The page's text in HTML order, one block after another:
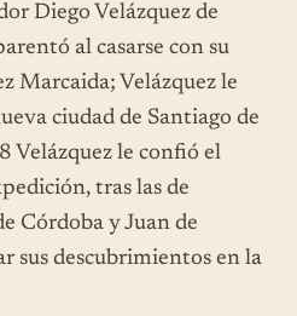
Diego Velázquez de
al casarse con su
Marcaida; Velázquez le
ciudad de Santiago de
Velázquez le confió el
tras las de
Córdoba y Juan de
sus descubrimientos en la